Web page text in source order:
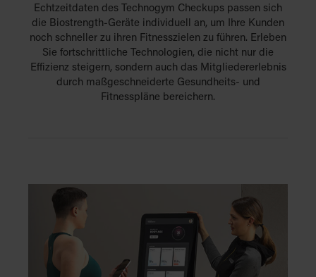
Echtzeitdaten des Technogym Checkups passen sich
die Biostrength-Geräte individuell an, um Ihre Kunden
noch schneller zu ihren Fitnesszielen zu führen. Erleben
Sie fortschrittliche Technologien, die nicht nur die
Effizienz steigern, sondern auch das Mitgliedererlebnis
durch maßgeschneiderte Gesundheits- und
Fitnesspläne bereichern.